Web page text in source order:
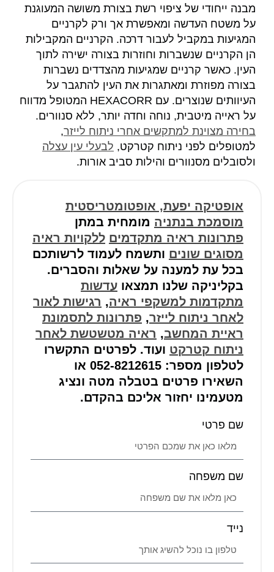
מבנה ייחודי של ציפוי רשת בצורת משושה המעוגנת
על משטח העדשה ומאפשרת אך ורק לקרניים
המגיעות במקביל לעבור דרכה. הקרניים המקבילות
הן הקרניים שנשברות וחוזרות בצורה ישירה לתוך
העין. כאשר קרניים שמגיעות מהצדדים נשברות
בצורה מפוזרת ומאתגרות את העין להתגבר על
העיוותים שנוצרים. עם HEXACORR המטופל מדווח
על ראייה מיטבית, נוחה וחדה יותר, ללא סנוורים.
בחירה מצוינת למתקשים אחרי ניתוח לייזר,
למטופלים לפני ניתוח קטרקט, לבעלי עין עצלה
ולסובלים מסנוורים והילות סביב אורות.
אופטיקה יפעת, אופטומטריסטית
מוסמכת בנתניה מומחית במתן
פתרונות ראיה מתקדמים ללקויות ראיה
מסוגים שונים ותשמח לעמוד לרשותכם
בכל עת למענה על שאלות והסברים.
בקליניקה שלנו תמצאו עדשות
מתקדמות למשקפי ראיה, רגישות לאור
לאחר ניתוח לייזר, פתרונות לתסמונת
ראיית המחשב, ראיה מטשטשת לאחר
ניתוח קטרקט ועוד. לפרטים התקשרו
לטלפון מספר: 052-8212615 או
השאירו פרטים בטבלה מטה ונציג
מטעמינו יחזור אליכם בהקדם.
שם פרטי
שם משפחה
נייד